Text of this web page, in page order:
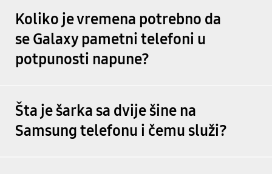
Koliko je vremena potrebno da
se Galaxy pametni telefoni u
potpunosti napune?
Šta je šarka sa dvije šine na
Samsung telefonu i čemu služi?